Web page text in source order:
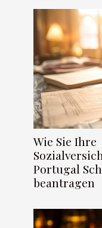
Wie Sie Ihre
Portugal
beantragen